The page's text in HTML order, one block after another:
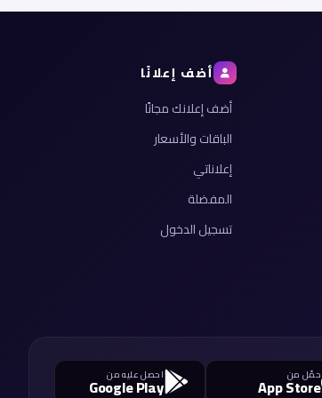
أضف إعلانًا
أضف إعلانك مجانًا
الباقات والأسعار
إعلاناتي
المفضلة
تسجيل الدخول
حمّل من
App Store احصل عليه من
Google Play